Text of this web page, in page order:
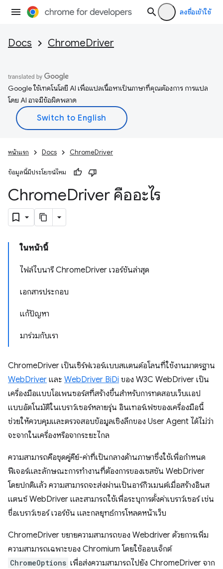
ลงชื่อเข้าใช้
Docs ChromeDriver
Google ใช้เทคโนโลยี AI เพื่อแปลเนื้อหาเป็นภาษาที่คุณต้องการ การแปล
โดย AI อาจมีข้อผิดพลาด
หน้าแรก Docs ChromeDriver
ข้อมูลนี้มีประโยชน์ไหม
ChromeDriver คืออะไร
ในหน้านี้
ไฟล์ไบนารี ChromeDriver เวอร์ชันล่าสุด
เอกสารประกอบ
แก้ปัญหา
มาร่วมกับเรา
ChromeDriver เป็นเซิร์ฟเวอร์แบบสแตนด์อโลนที่ใช้งานมาตรฐาน
WebDriver และ WebDriver BiDi ของ W3C WebDriver เป็น
เครื่องมือแบบโอเพนซอร์สที่สร้างขึ้นสำหรับการทดสอบเว็บแอป
แบบอัตโนมัติในเบราว์เซอร์หลายรุ่น อินเทอร์เฟซของเครื่องมือนี้
ช่วยให้ควบคุมและตรวจสอบข้อมูลเชิงลึกของ User Agent ได้ไม่ว่า
จะจากในเครื่องหรือจากระยะไกล
ความสามารถคือชุดคู่คีย์-ค่าที่เป็นกลางด้านภาษาซึ่งใช้เพื่อกำหนด
ฟีเจอร์และลักษณะการทำงานที่ต้องการของเซสชัน WebDriver
โดยปกติแล้ว ความสามารถจะส่งผ่านเป็นอาร์กิวเมนต์เมื่อสร้างอินส
แตนซ์ WebDriver และสามารถใช้เพื่อระบุการตั้งค่าเบราว์เซอร์ เช่น
ชื่อเบราว์เซอร์ เวอร์ชัน และกลยุทธ์การโหลดหน้าเว็บ
ChromeDriver ขยายความสามารถของ Webdriver ด้วยการเพิ่ม
ความสามารถเฉพาะของ Chromium โดยใช้ออบเจ็กต์
ChromeOptions เพื่อส่งความสามารถไปยัง ChromeDriver จาก